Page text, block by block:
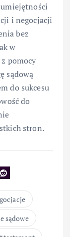
i negocjacji
bez
w
pomocy
sądową
do sukcesu
do
stron.
sądowe